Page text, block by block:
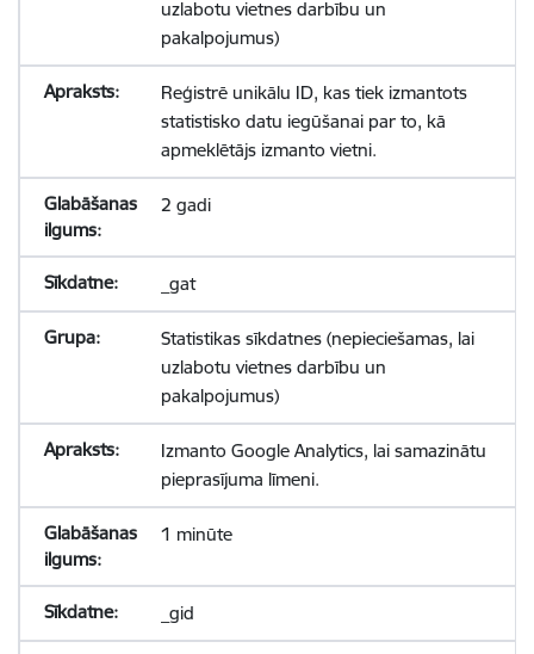
uzlabotu vietnes darbību un
pakalpojumus)
Reģistrē unikālu ID, kas tiek izmantots
statistisko datu iegūšanai par to, kā
apmeklētājs izmanto vietni.
2 gadi
_gat
Statistikas sīkdatnes (nepieciešamas, lai
uzlabotu vietnes darbību un
pakalpojumus)
Izmanto Google Analytics, lai samazinātu
pieprasījuma līmeni.
1 minūte
_gid